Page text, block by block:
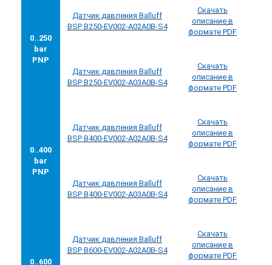
0..250
bar
PNP
Датчик давления Balluff
BSP B250-EV002-A02A0B-S4
Скачать
описание в
формате PDF
Датчик давления Balluff
BSP B250-EV002-A03A0B-S4
Скачать
описание в
формате PDF
0..400
bar
PNP
Датчик давления Balluff
BSP B400-EV002-A02A0B-S4
Скачать
описание в
формате PDF
Датчик давления Balluff
BSP B400-EV002-A03A0B-S4
Скачать
описание в
формате PDF
0..600
Датчик давления Balluff
BSP B600-EV002-A02A0B-S4
Скачать
описание в
формате PDF